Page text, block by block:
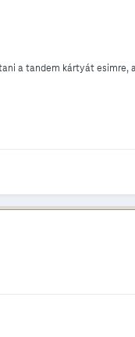
a tandem kártyát esimre,